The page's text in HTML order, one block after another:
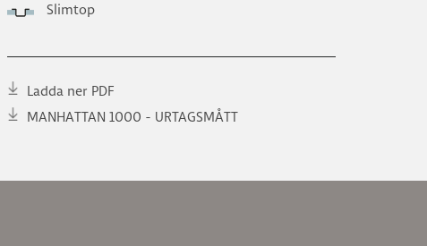
Slimtop
Ladda ner PDF
MANHATTAN 1000 - URTAGSMÅTT